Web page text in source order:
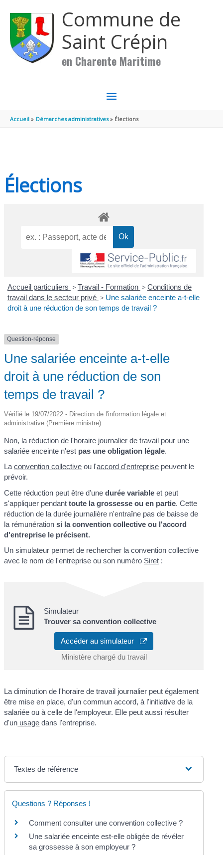
Commune de
Saint Crépin
en Charente Maritime
MENU
PRINCIPAL
Accueil Démarches administratives Élections
Élections
Accueil particuliers > Travail - Formation > Conditions de
travail dans le secteur privé > Une salariée enceinte a-t-elle
droit à une réduction de son temps de travail ?
Question-réponse
Une salariée enceinte a-t-elle
droit à une réduction de son
temps de travail ?
Vérifié le 19/07/2022 - Direction de l'information légale et
administrative (Première ministre)
Non, la réduction de l'horaire journalier de travail pour une
salariée enceinte n'est pas une obligation légale.
Laconvention collective ou l'accord d'entreprise peuvent le
prévoir.
Cette réduction peut être d'unedurée variable et peut
s'appliquer pendanttoute la grossesse ou en partie. Cette
réduction de la durée journalière n'entraîne pas de baisse de
la rémunération si la convention collective ou l'accord
d'entreprise le précisent.
Un simulateur permet de rechercher la convention collective
avec le nom de l'entreprise ou son numéro Siret :
Simulateur
Trouver sa convention collective
Accéder au simulateur
Ministère chargé du travail
La diminution de l'horaire de travail journalier peut également
être mise en place, d'un commun accord, à l'initiative de la
salariée ou à celle de l'employeur. Elle peut aussi résulter
d'un usage dans l'entreprise.
Textes de référence
Questions ? Réponses !
Comment consulter une convention collective ?
Une salariée enceinte est-elle obligée de révéler
sa grossesse à son employeur ?